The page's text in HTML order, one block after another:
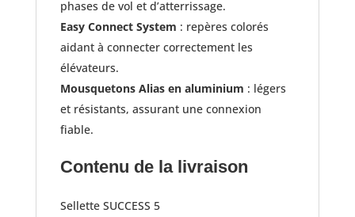
phases de vol et d’atterrissage.
Easy Connect System : repères colorés
aidant à connecter correctement les
élévateurs.
Mousquetons Alias en aluminium : légers
et résistants, assurant une connexion
fiable.​
Contenu de la livraison
Sellette SUCCESS 5